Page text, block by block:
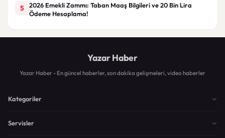
5
2026 Emekli Zammı: Taban Maaş Bilgileri ve 20 Bin Lira
Ödeme Hesaplama!
Yazar Haber
Yazar Haber - En güncel haberler, son dakika gelişmeleri, video haberler
Kategoriler
Servisler